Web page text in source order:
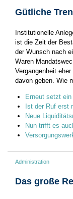
Gütliche
Institutionelle
ist die Zeit der
der Wunsch nach
Waren
Vergangenheit
davon geben. Wie
Erneut setzt
Ist der Ruf erst
Neue
Nun trifft es
Administration
Das große